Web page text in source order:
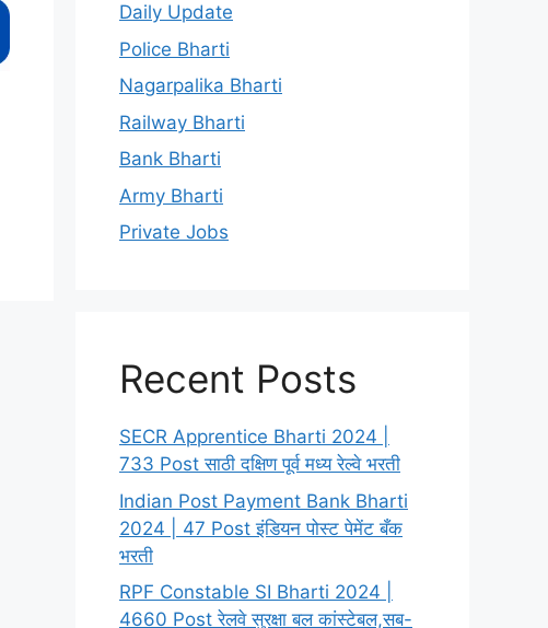
Daily Update
Police Bharti
Nagarpalika Bharti
Railway Bharti
Bank Bharti
Army Bharti
Private Jobs
Recent Posts
SECR Apprentice Bharti 2024 |
733 Post साठी दक्षिण पूर्व मध्य रेल्वे भरती
Indian Post Payment Bank Bharti
2024 | 47 Post इंडियन पोस्ट पेमेंट बँक
भरती
RPF Constable SI Bharti 2024 |
4660 Post रेलवे सुरक्षा बल कांस्टेबल,सब-